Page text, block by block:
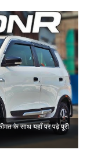
के साथ यहाँ पर पढ़े पूरी